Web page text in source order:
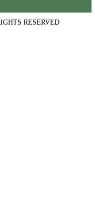
RESERVED